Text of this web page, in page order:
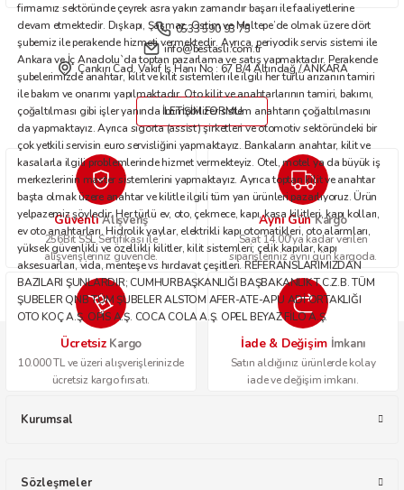
Gönder
firmamız sektöründe çeyrek asra yakın zamandır başarı ile faaliyetlerine
devam etmektedir. Dışkapı, Şaşmaz, Ostim ve Maltepe’de olmak üzere dört
şubemiz ile perakende hizmeti vermektedir. Ayrıca, periyodik servis sistemi ile
Ankara ve İç Anadolu`da toptan pazarlama ve satış yapmaktadır. Perakende
şubelerimizde anahtar, kilit ve kilit sistemleri ile ilgili her türlü arızanın tamiri
ile bakım ve onarımı yapılmaktadır. Oto kilit ve anahtarlarının tamiri, bakımı,
çoğaltılması gibi işler yanında immobilizer sistem anahtarın çoğaltılmasını
da yapmaktayız. Ayrıca sigorta (assist) şirketleri ve otomotiv sektöründeki bir
çok yetkili servisin euro servisliğini yapmaktayız. Bankaların anahtar, kilit ve
kasalarla ilgili problemlerinde hizmet vermekteyiz. Otel, motel ya da büyük iş
merkezlerinin master sistemlerini yapmaktayız. Ayrıca toptan kilit ve anahtar
başta olmak üzere anahtar ve kilitle ilgili tüm yan ürünleri pazarlıyoruz. Ürün
yelpazemiz şöyledir: Her türlü ev, oto, çekmece, kapı, kasa kilitleri, kapı kolları,
ev oto anahtarları. Hidrolik yaylar, elektrikli kapı otomatikleri, oto alarmları,
yüksek güvenlikli ve özellikli kilitler, kilit sistemleri; çelik kapılar, kapı
aksesuarları, vida, menteşe vs hırdavat çeşitleri. REFERANSLARIMIZDAN
BAZILARI ŞUNLARDIR; CUMHURBAŞKANLIĞI BAŞBAKANLIK T.C.Z.B. TÜM
ŞUBELER QNB TÜM ŞUBELER ALSTOM AFER-ATE-APU ADİ ORTAKLIĞI
OTO KOÇ A.Ş. OPİS A.Ş. COCA COLA A.Ş. OPEL BEYAZ FİLO A.Ş.
0533 590 93 75
info@bestasli.com.tr
Çankırı Cad. Vakıf İş Hanı No : 67 B/4 Altındağ / ANKARA
İLETİŞİM FORMU
GüvenliAlışveriş
256Bit SSL Sertifikası ile
alışverişleriniz güvende.
Aynı GünKargo
Saat 14.00'ya kadar verilen
siparişleriniz aynı gün kargoda.
Ücretsiz Kargo
10.000 TL ve üzeri alışverişlerinizde
ücretsiz kargo fırsatı.
İade & Değişim İmkanı
Satın aldığınız ürünlerde kolay
iade ve değişim imkanı.
Kurumsal
Sözleşmeler